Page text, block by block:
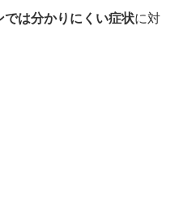
では分かりにくい症状に対